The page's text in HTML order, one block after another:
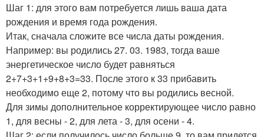
Шаг 1: для этого вам потребуется лишь ваша дата
рождения и время года рождения.
Итак, сначала сложите все числа даты рождения.
Например: вы родились 27. 03. 1983, тогда ваше
энергетическое число будет равняться
2+7+3+1+9+8+3=33. После этого к 33 прибавить
необходимо еще 2, потому что вы родились весной.
Для зимы дополнительное корректирующее число равно
1, для весны - 2, для лета - 3, для осени - 4.